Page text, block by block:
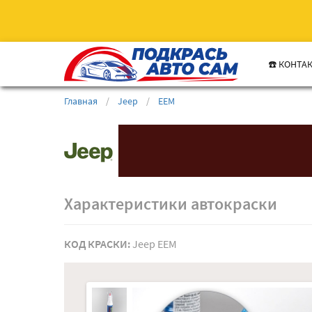
☎️
Главная / Jeep / EEM
Характеристики автокраски
КОД КРАСКИ:Jeep EEM